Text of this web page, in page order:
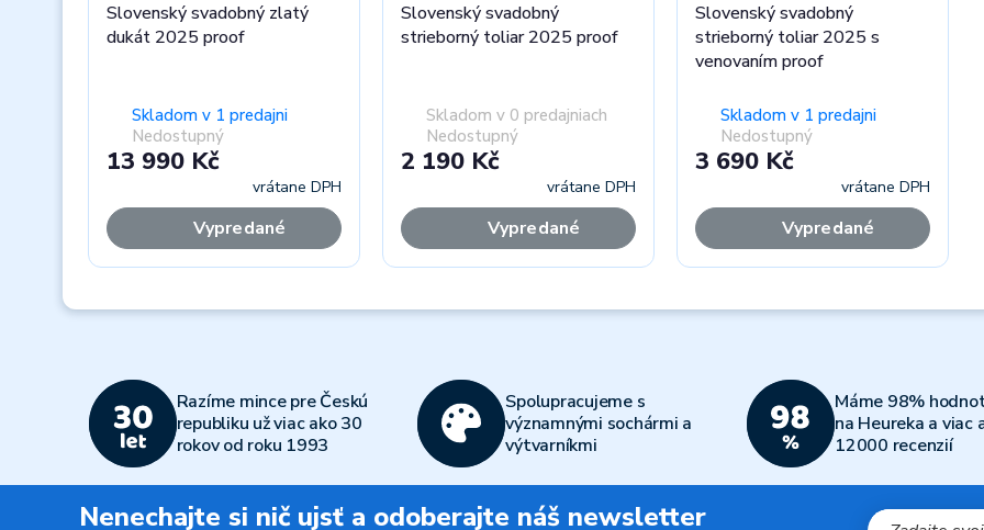
Slovenský svadobný zlatý
dukát 2025 proof
Skladom v 1 predajni
Nedostupný
13 990 Kč
vrátane DPH
Vypredané
Slovenský svadobný
strieborný toliar 2025 proof
Skladom v 0 predajniach
Nedostupný
2 190 Kč
vrátane DPH
Vypredané
Slovenský svadobný
strieborný toliar 2025 s
venovaním proof
Skladom v 1 predajni
Nedostupný
3 690 Kč
vrátane DPH
Vypredané
Razíme mince pre Českú
republiku už viac ako 30
rokov od roku 1993
Spolupracujeme s
významnými sochármi a
výtvarníkmi
Máme 98%
na Heureka a viac
12000 recenzií
Nenechajte si nič ujsť a odoberajte náš newsletter